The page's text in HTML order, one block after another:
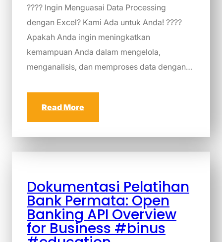
???? Ingin Menguasai Data Processing
dengan Excel? Kami Ada untuk Anda! ????
Apakah Anda ingin meningkatkan
kemampuan Anda dalam mengelola,
menganalisis, dan memproses data dengan…
Read More
Dokumentasi Pelatihan
Bank Permata: Open
Banking API Overview
for Business #binus